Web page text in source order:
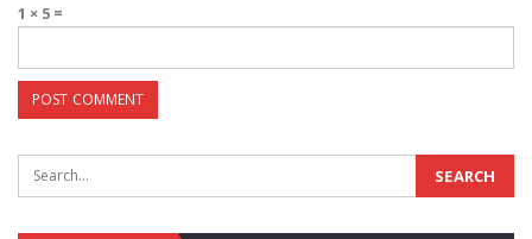
1 × 5 =